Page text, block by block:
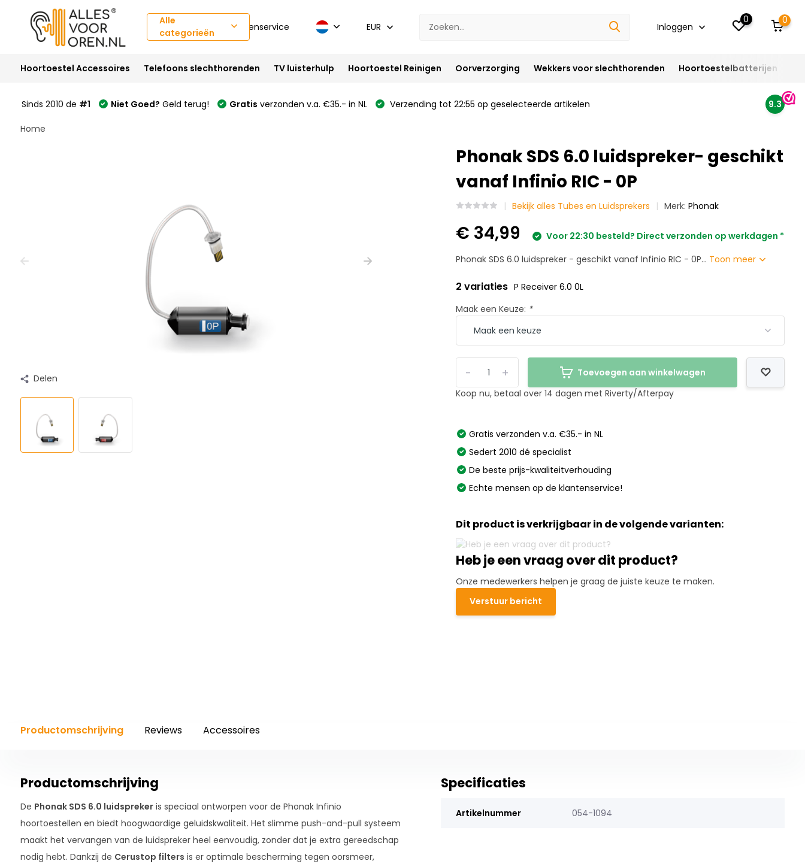
Alle
categorieën
Klantenservice EUR Inloggen
0 0
Hoortoestel Accessoires Telefoons slechthorenden TV luisterhulp Hoortoestel Reinigen Oorverzorging Wekkers voor slechthorenden Hoortoestelbatterijen
Sinds 2010 de #1 Niet Goed? Geld terug! Gratis verzonden v.a. €35.- in NL Verzending tot 22:55 op geselecteerde artikelen 9.3
Home
Delen
Phonak SDS 6.0 luidspreker- geschikt
vanaf Infinio RIC - 0P
Bekijk alles Tubes en Luidsprekers Merk:Phonak
€ 34,99
Voor 22:30 besteld? Direct verzonden op werkdagen *
Phonak SDS 6.0 luidspreker - geschikt vanaf Infinio RIC - 0P... Toon meer
2 variaties P Receiver 6.0 0L
Maak een Keuze: *
+
-
Toevoegen aan winkelwagen
Koop nu, betaal over 14 dagen met Riverty/Afterpay
Gratis verzonden v.a. €35.- in NL
Sedert 2010 dé specialist
De beste prijs-kwaliteitverhouding
Echte mensen op de klantenservice!
Dit product is verkrijgbaar in de volgende varianten:
Heb je een vraag over dit product?
Onze medewerkers helpen je graag de juiste keuze te maken.
Verstuur bericht
Productomschrijving Reviews Accessoires
Productomschrijving
De Phonak SDS 6.0 luidsprekeris speciaal ontworpen voor de Phonak Infinio
hoortoestellen en biedt hoogwaardige geluidskwaliteit. Het slimme push-and-pull systeem
maakt het vervangen van de luidspreker heel eenvoudig, zonder dat je extra gereedschap
nodig hebt. Dankzij de Cerustop filters is er optimale bescherming tegen oorsmeer,
Specificaties
Artikelnummer 054-1094